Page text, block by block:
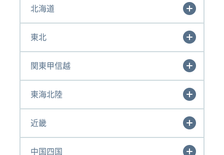
北海道
東北
関東甲信越
東海北陸
近畿
中国四国